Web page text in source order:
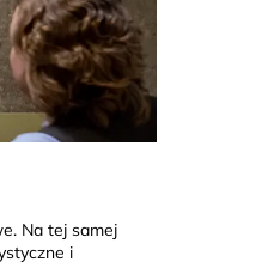
Na tej samej
i